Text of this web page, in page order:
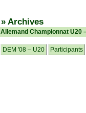
» Archives
Allemand Championnat U20
DEM '08 – U20 Participants